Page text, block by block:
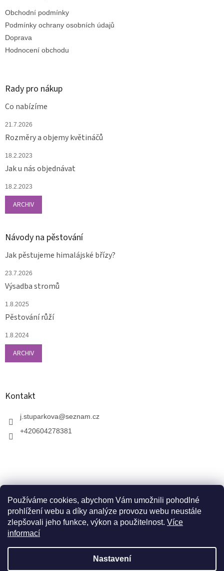
Používáme cookies, abychom Vám umožnili pohodlné
prohlížení webu a díky analýze provozu webu neustále
zlepšovali jeho funkce, výkon a použitelnost. Více
informací
Nastavení
V zahradnictví je možné osobně vybírat stromy a
dopravou. Otevřeno máme ve středu, v pátek a v neděli
Obchodní podmínky
Podmínky ochrany osobních údajů
Doprava
Hodnocení obchodu
Rady pro nákup
Co nabízíme
21.7.2026
Rozměry a objemy květináčů
18.2.2023
Jak u nás objednávat
18.2.2023
ARCHIV
Návody na pěstování
Jak pěstujeme himalájské břízy?
23.7.2026
Výsadba stromů
1.8.2025
Pěstování růží
1.8.2024
ARCHIV
Kontakt
j.stuparkova@seznam.cz
+420604278381